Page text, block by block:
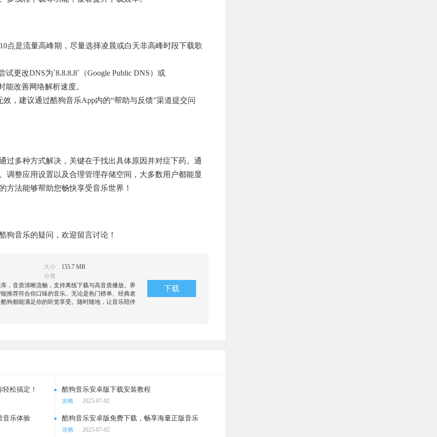
点是流量高峰期，尽量选择凌晨或白天非高峰时段下载歌
更改DNS为`8.8.8.8`（Google Public DNS）或
能改善网络解析速度。
，建议通过酷狗音乐App内的“帮助与反馈”渠道提交问
过多种方式解决，关键在于找出具体原因并对症下药。通
调整应用设置以及合理管理存储空间，大多数用户都能显
方法能够帮助您畅快享受音乐世界！
狗音乐的疑问，欢迎留言讨论！
大小 155.7 MB
下载
分类
，音质清晰流畅，支持离线下载与高音质播放。界
推荐符合你口味的音乐。无论是热门榜单、经典老
狗都能满足你的听觉享受。随时随地，让音乐陪伴
松搞定！ 酷狗音乐安卓版下载安装教程
攻略 2025-07-02
音乐体验 酷狗音乐安卓版免费下载，畅享海量正版音乐
攻略 2025-07-02